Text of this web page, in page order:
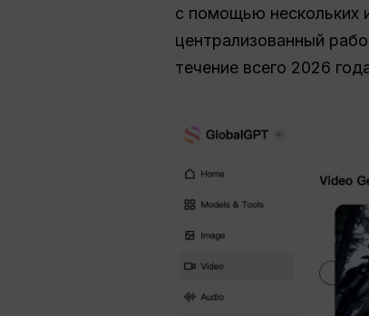
с помощью нескольких
централизованный
течение всего 2026